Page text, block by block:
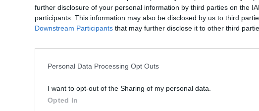
further disclosure of your personal information by third parties on the
participants. This information may also be disclosed by us to third
Downstream Participants that may further disclose it to other third
Personal Data Processing Opt Outs
I want to opt-out of the Sharing of my personal data.
Opted In
Carlsson